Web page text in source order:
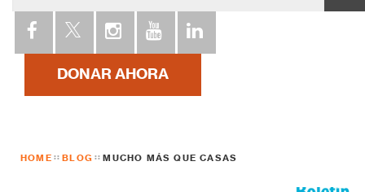
DONAR AHORA
HOME BLOG MUCHO MÁS QUE CASAS